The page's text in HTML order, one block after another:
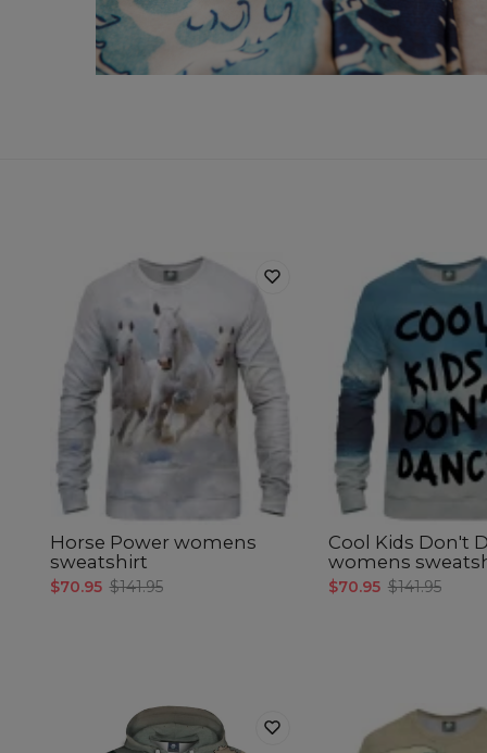
Horse Power womens
sweatshirt
$70.95 $141.95
Cool Kids Don't
womens
$70.95 $141.95